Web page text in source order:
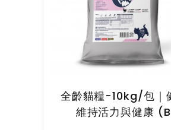
全齡貓糧-10kg/包｜
維持活力與健康